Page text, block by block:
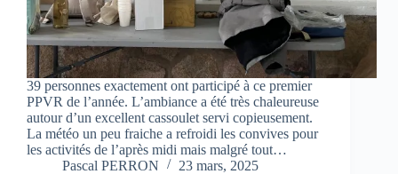
39 personnes exactement ont participé à ce premier
PPVR de l’année. L’ambiance a été très chaleureuse
autour d’un excellent cassoulet servi copieusement.
La météo un peu fraiche a refroidi les convives pour
les activités de l’après midi mais malgré tout…
Pascal PERRON
23 mars, 2025